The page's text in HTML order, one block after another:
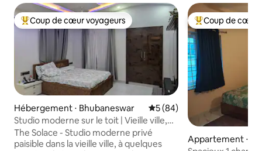
Coups de cœur voyageurs les plus appréciés
Coup de cœur voyageurs
Hébergement ⋅ Bhubaneswar Évaluation moyenne sur la
5 (84)
Studio moderne sur le toit | Vieille ville,
Lingaraj
The Solace - Studio moderne privé
paisible dans la vieille ville, à quelques
Coups de cœur
Coup de cœur
Appartement ⋅